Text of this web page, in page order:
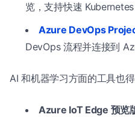
览，支持快速 Kubernetes
Azure DevOps
DevOps 流程并连接到
AI 和机器学习方面的工具也得
Azure IoT Edge 预览